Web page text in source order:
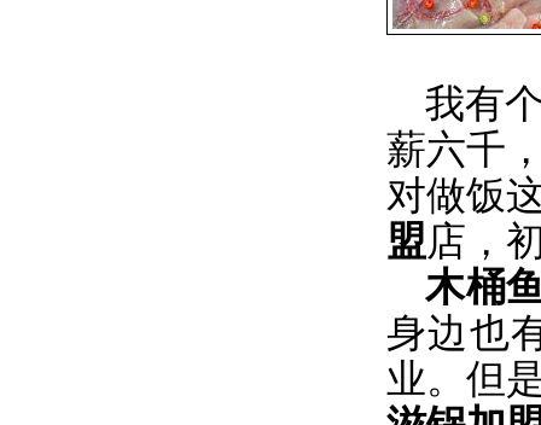
我有个
薪六千
对做饭
盟店，
木桶
身边也
业。但